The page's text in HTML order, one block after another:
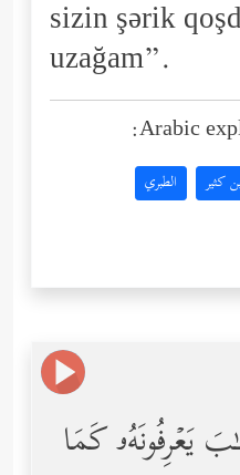
sizin şərik
uzağam”.
Arabic
كثير الطبري
یَعۡرِفُونَهُۥ كَمَا